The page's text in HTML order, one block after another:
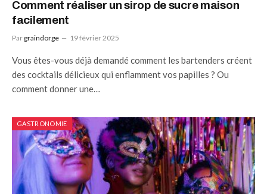
Comment réaliser un sirop de sucre maison
facilement
Par graindorge 19 février 2025
Vous êtes-vous déjà demandé comment les bartenders créent
des cocktails délicieux qui enflamment vos papilles ? Ou
comment donner une…
GASTRONOMIE